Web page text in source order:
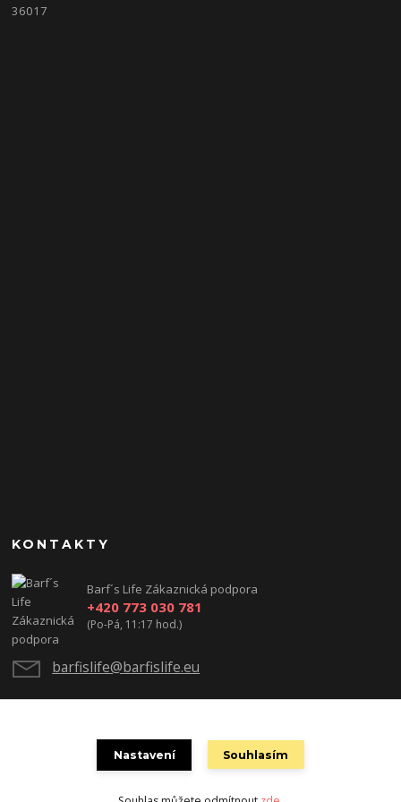
36017
KONTAKTY
Barf´s Life Zákaznická podpora
+420 773 030 781
(Po-Pá, 11:17 hod.)
barfislife@barfislife.eu
Nastavení Souhlasím